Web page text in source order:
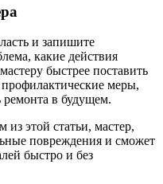
и запишите
какие действия
быстрее поставить
меры,
ремонта в будущем.
из этой статьи, мастер,
повреждения и сможет
быстро и без